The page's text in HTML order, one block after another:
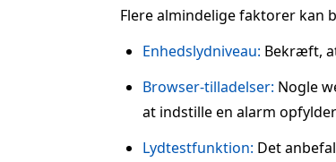
Flere almindelige faktorer kan
Enhedslydniveau: Bekræft,
Browser-tilladelser: Nogle
at indstille en alarm
Lydtestfunktion: Det